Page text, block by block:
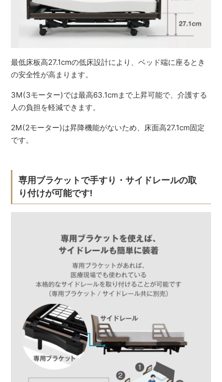
最低床板高27.1cmの低床設計により、ベッド端に座るとき
の安全性が高まります。
3M(3モーター)では最高63.1cmまで上昇可能で、介護する
人の負担を軽減できます。
2M(2モーター)は昇降機能がないため、床面高27.1cm固定
です。
専用ブラケットで手すり・サイドレールの取
り付けが可能です!